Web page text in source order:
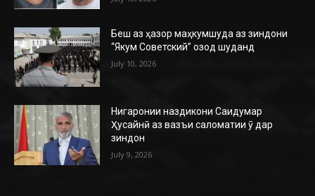
Беш аз ҳазор маҳкумшуда аз зиндони
“Якум Советский” озод шуданд
July 10, 2026
Нигаронии наздикони Саидумар
Ҳусайнӣ аз вазъи саломатии ӯ дар
зиндон
July 9, 2026